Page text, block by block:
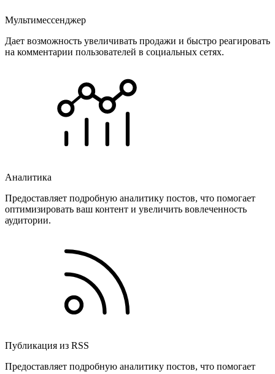
Мультимессенджер
Дает возможность увеличивать продажи и быстро реагировать
на комментарии пользователей в социальных сетях.
Аналитика
Предоставляет подробную аналитику постов, что помогает
оптимизировать ваш контент и увеличить вовлеченность
аудитории.
Публикация из RSS
Предоставляет подробную аналитику постов, что помогает